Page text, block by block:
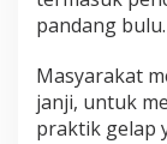
pandang bulu.
Masyarakat
janji, untuk
praktik gelap